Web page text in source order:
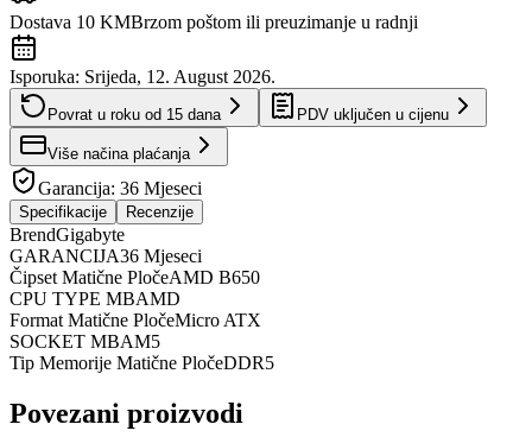
Dostava 10 KMBrzom poštom ili preuzimanje u radnji
Isporuka: Srijeda, 12. August 2026.
Povrat u roku od 15 dana PDV uključen u cijenu
Više načina plaćanja
Garancija: 36 Mjeseci
Specifikacije Recenzije
BrendGigabyte
GARANCIJA36 Mjeseci
Čipset Matične PločeAMD B650
CPU TYPE MBAMD
Format Matične PločeMicro ATX
SOCKET MBAM5
Tip Memorije Matične PločeDDR5
Povezani proizvodi